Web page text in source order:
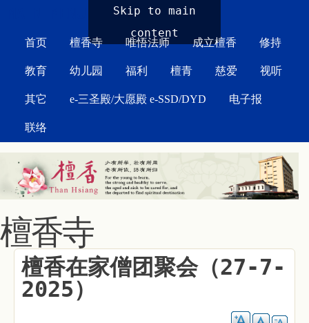
Skip to main
content
首页 檀香寺 唯悟法师 成立檀香 修持
教育 幼儿园 福利 檀青 慈爱 视听
其它 e-三圣殿/大愿殿 e-SSD/DYD 电子报
联络
檀香寺
檀香在家僧团聚会（27-7-
2025）